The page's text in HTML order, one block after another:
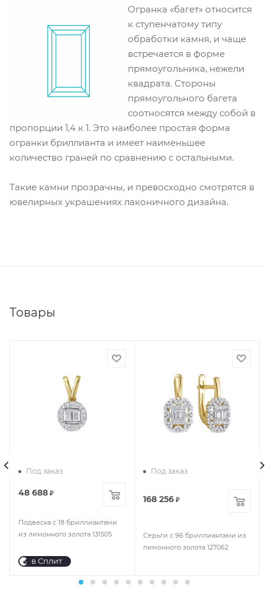
Огранка «багет» относится
к ступенчатому типу
обработки камня, и чаще
встречается в форме
прямоугольника, нежели
квадрата. Стороны
прямоугольного багета
соотносятся между собой в
пропорции 1,4 к 1. Это наиболее простая форма
огранки бриллианта и имеет наименьшее
количество граней по сравнению с остальными.
Такие камни прозрачны, и превосходно смотрятся в
ювелирных украшениях лаконичного дизайна.
Товары
Подвеска с 18 бриллиантами
из лимонного золота 131505
Под заказ
48 688 ₽
в Сплит
Серьги с 96 бриллиантами из
лимонного золота 127062
Под заказ
168 256 ₽